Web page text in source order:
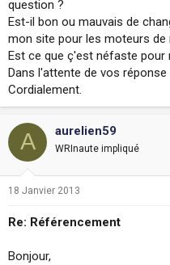
i
s
u
s
s
i
o
question ?
Est-il bon ou mauvais de
mon site pour les moteurs de
Est ce que ç'est néfaste pour
Dans l'attente de vos
Cordialement.
A aurelien59
WRInaute impliqué
18 Janvier 2013
Re: Référencement
Bonjour,